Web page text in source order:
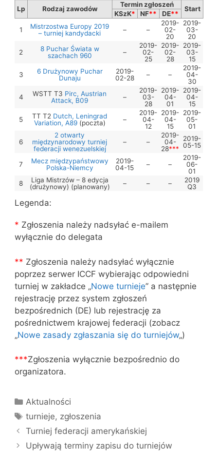
Lp Rodzaj zawodów
Termin zgłoszeń
Start
KSzK* NF** DE**
1
Mistrzostwa Europy 2019
– turniej kandydacki
– –
2019-
02-
20
2019-
03-
20
2
8 Puchar Świata w
szachach 960
–
2019-
02-
25
2019-
02-
28
2019-
03-
15
3
6 Drużynowy Puchar
Dunaju
2019-
02-28
– –
2019-
04-
30
4
WSTT T3 Pirc, Austrian
Attack, B09
–
2019-
03-
28
2019-
04-
01
2019-
04-
15
5
TT T2 Dutch, Leningrad
Variation, A89(poczta) –
2019-
04-
12
2019-
04-
15
2019-
05-
01
6
2 otwarty
międzynarodowy turniej
federacji wenezuelskiej
– –
2019-
04-
28***
2019-
05-15
7
Mecz międzypaństwowy
Polska-Niemcy
2019-
04-15
– –
2019-
06-
01
8
Liga Mistrzów – 8 edycja
(drużynowy) (planowany)
– – –
2019
Q3
Legenda:
* Zgłoszenia należy nadsyłać e-mailem
wyłącznie do delegata
** Zgłoszenia należy nadsyłać wyłącznie
poprzez serwer ICCF wybierając odpowiedni
turniej w zakładce „Nowe turnieje” a następnie
rejestrację przez system zgłoszeń
bezpośrednich (DE) lub rejestrację za
pośrednictwem krajowej federacji (zobacz
„Nowe zasady zgłaszania się do turniejów„)
***Zgłoszenia wyłącznie bezpośrednio do
organizatora.
Kategorie
Aktualności
Tagi
turnieje, zgłoszenia
Turniej federacji amerykańskiej
Upływają terminy zapisu do turniejów